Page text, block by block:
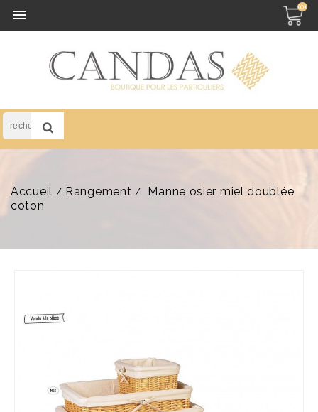
 (0)
Accueil Rangement
Manne osier miel doublée
coton